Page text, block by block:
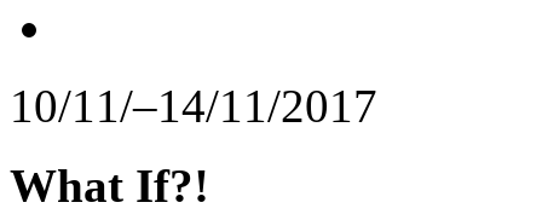
10/11/–14/11/2017
What If?!